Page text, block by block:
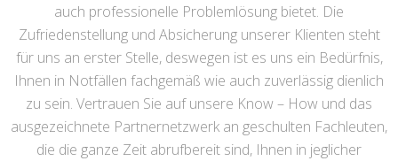
auch professionelle Problemlösung bietet. Die
Zufriedenstellung und Absicherung unserer Klienten steht
für uns an erster Stelle, deswegen ist es uns ein Bedürfnis,
Ihnen in Notfällen fachgemäß wie auch zuverlässig dienlich
zu sein. Vertrauen Sie auf unsere Know – How und das
ausgezeichnete Partnernetzwerk an geschulten Fachleuten,
die die ganze Zeit abrufbereit sind, Ihnen in jeglicher